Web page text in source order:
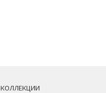
КОЛЛЕКЦИИ